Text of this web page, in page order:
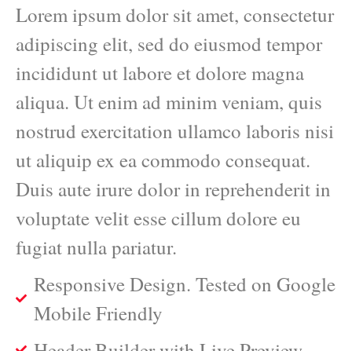
Lorem ipsum dolor sit amet, consectetur
adipiscing elit, sed do eiusmod tempor
incididunt ut labore et dolore magna
aliqua. Ut enim ad minim veniam, quis
nostrud exercitation ullamco laboris nisi
ut aliquip ex ea commodo consequat.
Duis aute irure dolor in reprehenderit in
voluptate velit esse cillum dolore eu
fugiat nulla pariatur.
Responsive Design. Tested on Google
Mobile Friendly